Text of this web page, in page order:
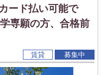
ード払い可能で
専願の方、合格前
賃貸 募集中